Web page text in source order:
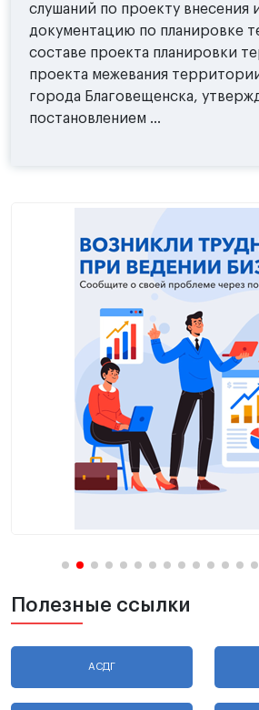
слушаний по проекту внесения
документацию по планировке
составе проекта планировки
проекта межевания
города Благовещенска,
постановлением ...
Полезные ссылки
АСДГ